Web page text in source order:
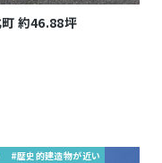
町 約46.88坪
#歴史的建造物が近い